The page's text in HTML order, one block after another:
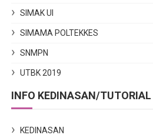
SIMAK UI
SIMAMA POLTEKKES
SNMPN
UTBK 2019
INFO KEDINASAN/TUTORIAL
KEDINASAN